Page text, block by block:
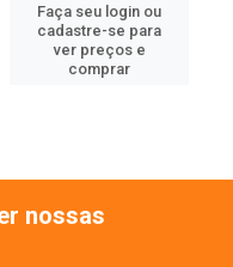
Faça seu login ou
cadastre-se para
ver preços e
comprar
nossas